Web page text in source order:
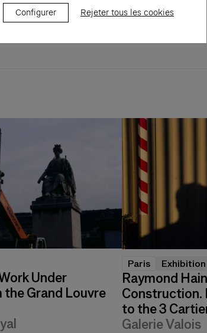
Under
Grand Louvre
Paris Exhibition
Raymond
Construction.
to the 3
Galerie Valois
Configurer Rejeter tous les cookies